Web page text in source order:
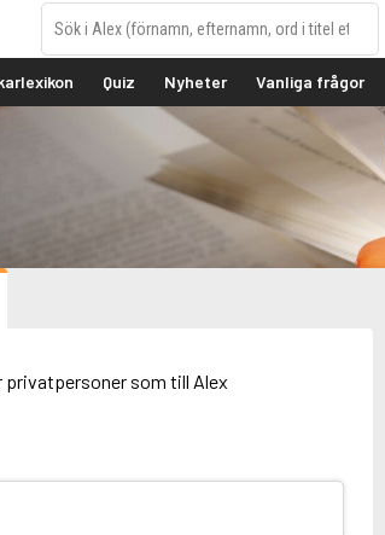
Quiz Nyheter Vanliga frågor
privatpersoner som till Alex